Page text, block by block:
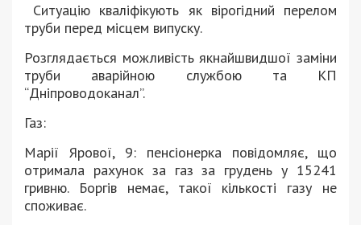
Ситуацію кваліфікують як вірогідний перелом
труби перед місцем випуску.
Розглядається можливість якнайшвидшої заміни
труби аварійною службою та КП
“Дніпроводоканал”.
Газ:
Марії Ярової, 9: пенсіонерка повідомляє, що
отримала рахунок за газ за грудень у 15241
гривню. Боргів немає, такої кількості газу не
споживає.